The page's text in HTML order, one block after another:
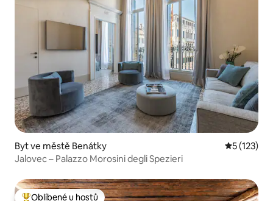
Byt ve městě Benátky Průměrné
5 (123)
Jalovec – Palazzo Morosini degli Spezieri
Oblíbené u hostů